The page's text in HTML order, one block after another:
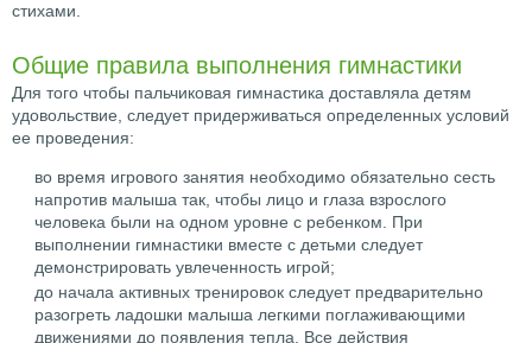
стихами.
Общие правила выполнения гимнастики
Для того чтобы пальчиковая гимнастика доставляла детям
удовольствие, следует придерживаться определенных условий
ее проведения:
во время игрового занятия необходимо обязательно сесть
напротив малыша так, чтобы лицо и глаза взрослого
человека были на одном уровне с ребенком. При
выполнении гимнастики вместе с детьми следует
демонстрировать увлеченность игрой;
до начала активных тренировок следует предварительно
разогреть ладошки малыша легкими поглаживающими
движениями до появления тепла. Все действия